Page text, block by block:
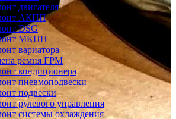
двигателя
АКПП
DSG
МКПП
вариатора
ремня ГРМ
кондиционера
пневмоподвески
подвески
рулевого управления
системы охлаждения